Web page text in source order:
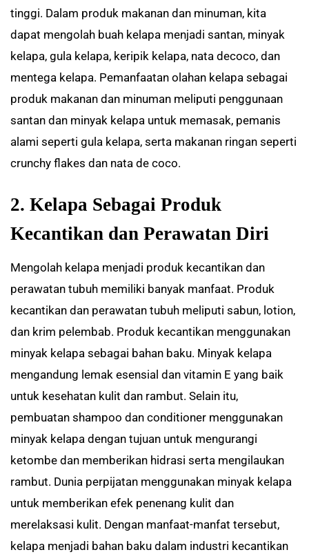
tinggi. Dalam produk makanan dan minuman, kita
dapat mengolah buah kelapa menjadi santan, minyak
kelapa, gula kelapa, keripik kelapa, nata decoco, dan
mentega kelapa. Pemanfaatan olahan kelapa sebagai
produk makanan dan minuman meliputi penggunaan
santan dan minyak kelapa untuk memasak, pemanis
alami seperti gula kelapa, serta makanan ringan seperti
crunchy flakes dan nata de coco.
2. Kelapa Sebagai Produk
Kecantikan dan Perawatan Diri
Mengolah kelapa menjadi produk kecantikan dan
perawatan tubuh memiliki banyak manfaat. Produk
kecantikan dan perawatan tubuh meliputi sabun, lotion,
dan krim pelembab. Produk kecantikan menggunakan
minyak kelapa sebagai bahan baku. Minyak kelapa
mengandung lemak esensial dan vitamin E yang baik
untuk kesehatan kulit dan rambut. Selain itu,
pembuatan shampoo dan conditioner menggunakan
minyak kelapa dengan tujuan untuk mengurangi
ketombe dan memberikan hidrasi serta mengilaukan
rambut. Dunia perpijatan menggunakan minyak kelapa
untuk memberikan efek penenang kulit dan
merelaksasi kulit. Dengan manfaat-manfat tersebut,
kelapa menjadi bahan baku dalam industri kecantikan